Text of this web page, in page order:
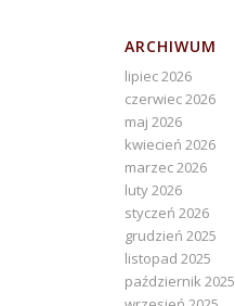
ARCHIWUM
lipiec 2026
czerwiec 2026
maj 2026
kwiecień 2026
marzec 2026
luty 2026
styczeń 2026
grudzień 2025
listopad 2025
październik 2025